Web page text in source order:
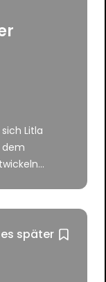
Litla
dem
es später